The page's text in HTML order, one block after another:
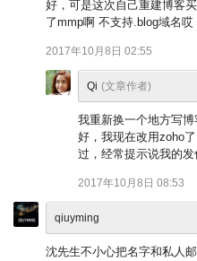
好，可是这次自己重建博客
了mmp啊 不支持.blog域名哎
2017年10月8日 02:55
Qi (文章作者)
我重新换一个地方写
好，我现在改用zoho
过，经常提示说我的发
2017年10月8日 08:53
qiuyming
沈先生不小心把名字和私人邮